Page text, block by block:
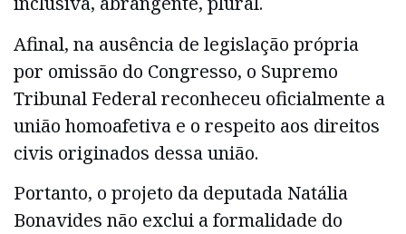
Afinal, na ausência de legislação própria
por omissão do Congresso, o Supremo
Tribunal Federal reconheceu oficialmente a
união homoafetiva e o respeito aos direitos
civis originados dessa união.
Portanto, o projeto da deputada Natália
Bonavides não exclui a formalidade do